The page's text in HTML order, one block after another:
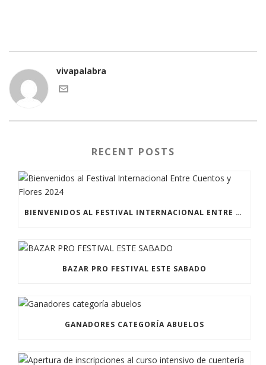
vivapalabra
RECENT POSTS
BIENVENIDOS AL FESTIVAL INTERNACIONAL ENTRE CUENTOS Y FLORES 2024
BAZAR PRO FESTIVAL ESTE SABADO
GANADORES CATEGORÍA ABUELOS